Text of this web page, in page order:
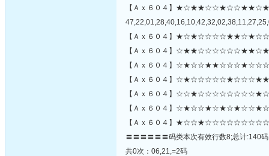
【Ａｘ６０４】
【Ａｘ６０４】
【Ａｘ６０４】
【Ａｘ６０４】
【Ａｘ６０４】
【Ａｘ６０４】
【Ａｘ６０４】
【Ａｘ６０４】
〓〓〓〓〓〓码类本次有效行数8;总计:140
共0次：06,21,=2码